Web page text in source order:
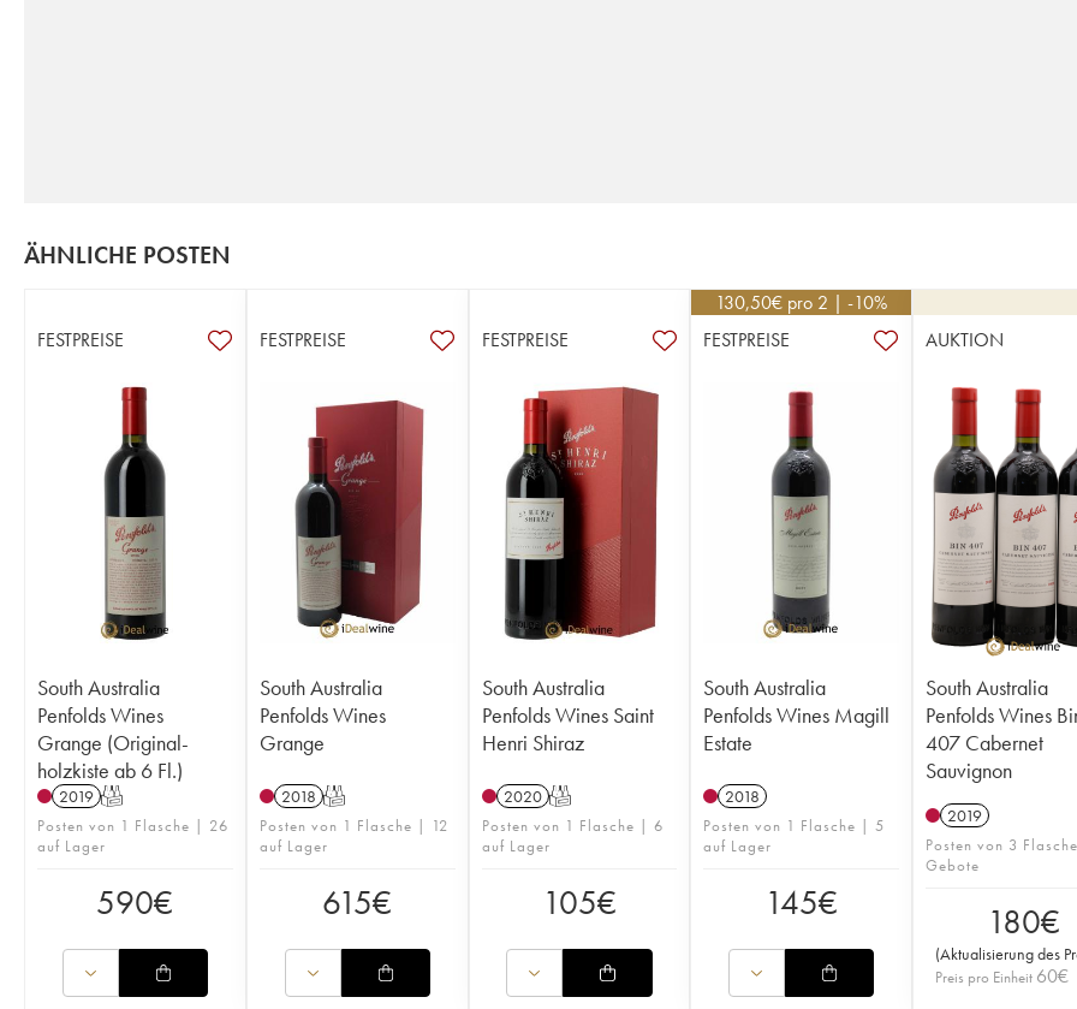
ÄHNLICHE POSTEN
FESTPREISE
South Australia
Penfolds Wines
Grange (Original-
holzkiste ab 6 Fl.)
2019 T
Posten von 1 Flasche | 26
auf Lager
590€
FESTPREISE
South Australia
Penfolds Wines
Grange
2018 T
Posten von 1 Flasche | 12
auf Lager
615€
FESTPREISE
South Australia
Penfolds Wines Saint
Henri Shiraz
2020 T
Posten von 1 Flasche | 6
auf Lager
105€
130,50€ pro 2 | -10%
FESTPREISE
South Australia
Penfolds Wines Magill
Estate
2018
Posten von 1 Flasche | 5
auf Lager
145€
AUKTION
South Australia
Penfolds Wines
407 Cabernet
Sauvignon
2019
Posten von 3
Gebote
180€
(Aktualisierung des
Preis pro Einheit 60€